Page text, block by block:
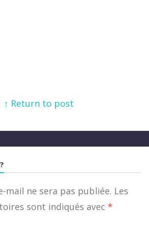
↑ Return to post
mail ne sera pas publiée. Les
sont indiqués avec *